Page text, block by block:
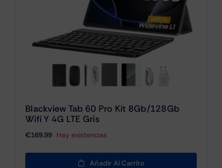
Blackview Tab 60 Pro Kit 8Gb/128Gb
Wifi Y 4G LTE Gris
€169.99 Hay existencias
Añadir Al Carrito